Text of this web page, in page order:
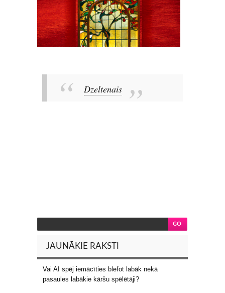
Dzeltenais
JAUNĀKIE RAKSTI
Vai AI spēj iemācīties blefot labāk nekā
pasaules labākie kāršu spēlētāji?